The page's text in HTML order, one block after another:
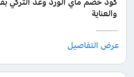
والعناية